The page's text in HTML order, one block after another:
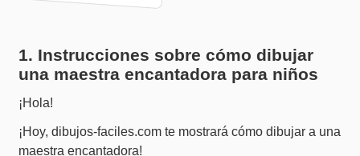
1. Instrucciones sobre cómo dibujar
una maestra encantadora para niños
¡Hola!
¡Hoy, dibujos-faciles.com te mostrará cómo dibujar a una
maestra encantadora!